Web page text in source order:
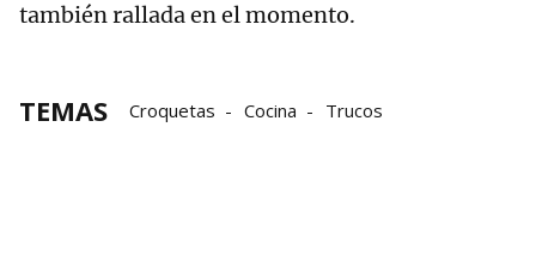
también rallada en el momento.
TEMAS Croquetas Cocina Trucos